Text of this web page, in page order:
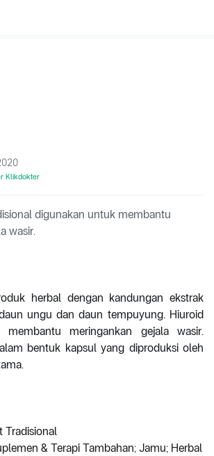
Klikdokter
digunakan untuk membantu
wasir.
herbal dengan kandungan ekstrak
ungu dan daun tempuyung. Hiuroid
membantu meringankan gejala wasir.
bentuk kapsul yang diproduksi oleh
Tradisional
& Terapi Tambahan; Jamu; Herbal